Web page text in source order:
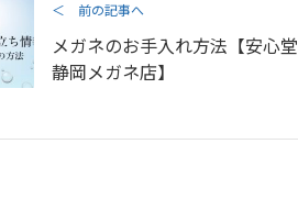
＜ 前の記事へ
メガネのお手入れ方法【安心堂
静岡メガネ店】